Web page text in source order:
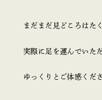
まだまだ見どころはた
実際に足を運んでいた
ゆっくりとご体感くだ